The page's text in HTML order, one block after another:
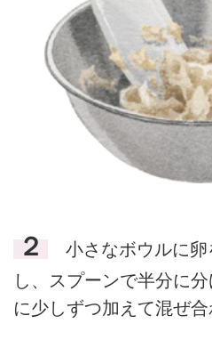
２
小さなボウルに卵
し、スプーンで半分に分
に少しずつ加えて混ぜ合